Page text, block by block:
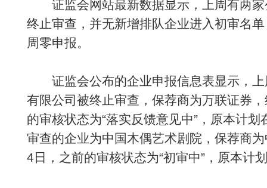
证监会网站最新数据显示，上周有两家
终止审查，并无新增排队企业进入初审名
周零申报。
证监会公布的企业申报信息表显示，上
有限公司被终止审查，保荐商为万联证券
的审核状态为“落实反馈意见中”，原本计
审查的企业为中国木偶艺术剧院，保荐商
4日，之前的审核状态为“初审中”，原本计